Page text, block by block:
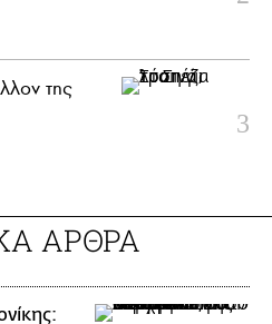
της
ΑΡΘΡΑ